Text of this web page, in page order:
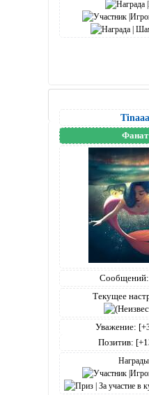
Tinaaa
Фанат
Сообщений:
Текущее
Уважение:
Позитив: